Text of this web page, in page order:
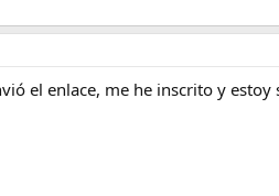
el enlace, me he inscrito y